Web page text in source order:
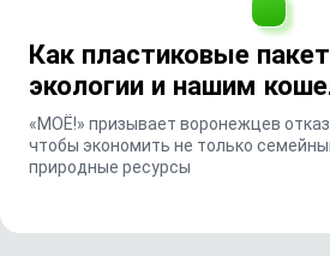
Как пластиковые
экологии и нашим
«МОЁ!» призывает воронежцев
чтобы экономить не только
природные ресурсы